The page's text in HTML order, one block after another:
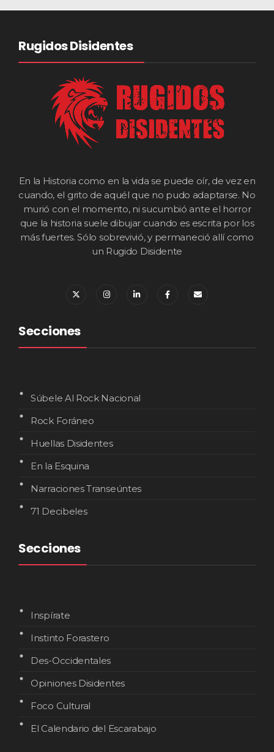
Rugidos Disidentes
En la Historia como en la vida se puede oír, de vez en
cuando, el grito de aquél que no pudo adaptarse. No
murió con el momento, ni sucumbió ante el horror
que la historia suele dibujar cuando es escrita por los
más fuertes. Sólo sobrevivió, y permaneció allí como
un Rugido Disidente
Secciones
Súbele Al Rock Nacional
Rock Foráneo
Huellas Disidentes
En la Esquina
Narraciones Transeúntes
71 Decibeles
Secciones
Inspírate
Instinto Forastero
Des-Occidentales
Opiniones Disidentes
Foco Cultural
El Calendario del Escarabajo